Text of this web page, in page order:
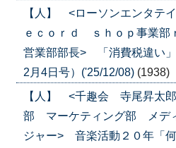
【人】 <ローソンエンタテ
ｅｃｏｒｄ ｓｈｏｐ事業部
営業部部長> 「消費税違い
2月4日号）('25/12/08) (1938)
【人】 <千趣会 寺尾昇太
部 マーケティング部 メデ
ジャー> 音楽活動２０年「